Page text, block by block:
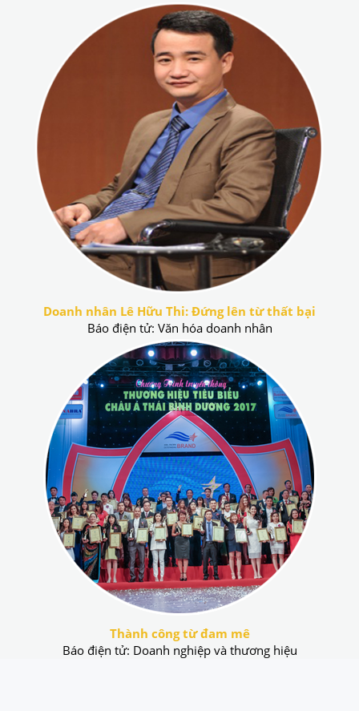
Doanh nhân Lê Hữu Thi: Đứng lên từ thất bại
Báo điện tử: Văn hóa doanh nhân
Thành công từ đam mê
Báo điện tử: Doanh nghiệp và thương hiệu